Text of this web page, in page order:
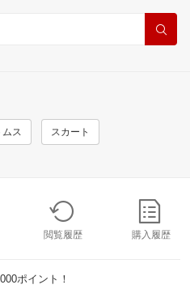
ムス スカート
閲覧履歴 購入履歴
ポイント！